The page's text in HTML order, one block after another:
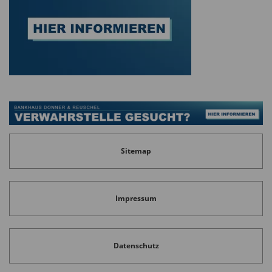
Diesen Beitrag teilen:
Sitemap
Impressum
Datenschutz